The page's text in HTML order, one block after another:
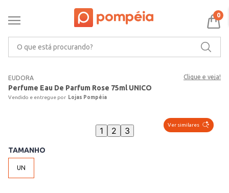
0
EUDORA Clique e veja!
Perfume Eau De Parfum Rose 75ml UNICO
Lojas Pompéia
Ver similares
1 2 3
TAMANHO
UN